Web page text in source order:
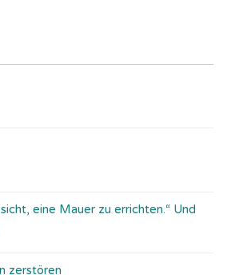
eine Mauer zu errichten.“ Und
zerstören